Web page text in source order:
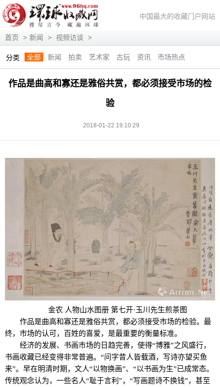
中国最大的收藏门户网站
首页 > 新闻 > 视频访谈 >
分类 全部 新闻 拍卖 艺术家 古玩 资讯 市场热点
作品是曲高和寡还是雅俗共赏，都必须接受市场的检
验
2018-01-22 19:10:29
金农 人物山水图册 第七开·玉川先生煎茶图
作品是曲高和寡还是雅俗共赏，都必须接受市场的检验。最
终，市场的认可，百姓的喜爱，是最重要的衡量标准。
经济的发展、书画市场的日趋完善，使得“博雅”之风盛行，
书画收藏已经变得非常普遍。“问字昔人皆载酒，写诗亦望买鱼
来”。早在明清时期，文人“以物换画”、“以书画为生”已成常态。
传统观念认为，一些名人“耻于言利”，“写画题诗不换钱”，甚至